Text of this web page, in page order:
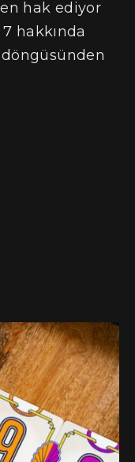
hak ediyor
hakkında
döngüsünden